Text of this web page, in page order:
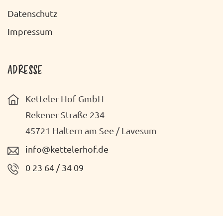
Datenschutz
Impressum
ADRESSE
Ketteler Hof GmbH
Rekener Straße 234
45721 Haltern am See / Lavesum
info@kettelerhof.de
0 23 64 / 34 09